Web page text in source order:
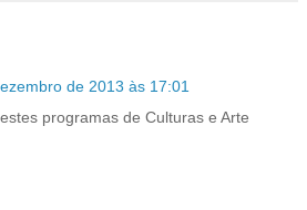
de 2013 às 17:01
programas de Culturas e Arte